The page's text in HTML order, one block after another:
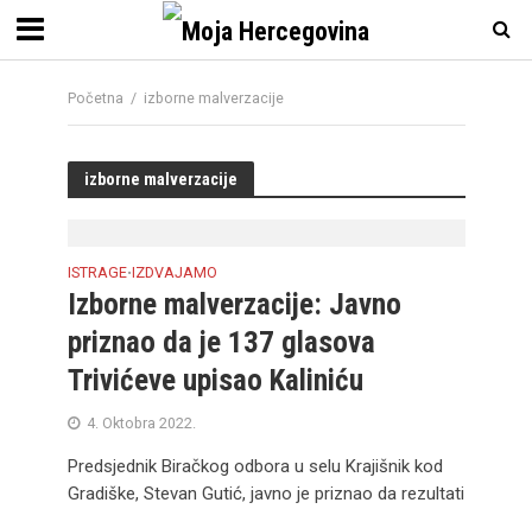
Početna / izborne malverzacije
izborne malverzacije
ISTRAGE•IZDVAJAMO
Izborne malverzacije: Javno
priznao da je 137 glasova
Trivićeve upisao Kaliniću
4. Oktobra 2022.
Predsjednik Biračkog odbora u selu Krajišnik kod
Gradiške, Stevan Gutić, javno je priznao da rezultati